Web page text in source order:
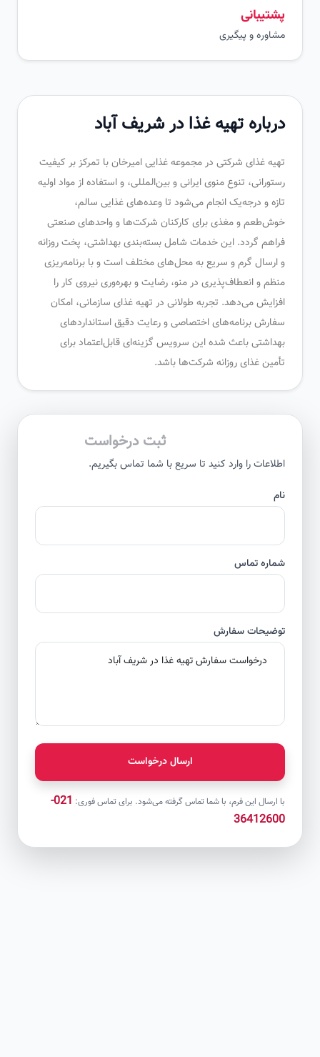
پشتیبانی
مشاوره و پیگیری
درباره تهیه غذا در شریف آباد
تهیه غذای شرکتی در مجموعه غذایی امیرخان با تمرکز بر کیفیت
رستورانی، تنوع منوی ایرانی و بین‌المللی، و استفاده از مواد اولیه
تازه و درجه‌یک انجام می‌شود تا وعده‌های غذایی سالم،
خوش‌طعم و مغذی برای کارکنان شرکت‌ها و واحدهای صنعتی
فراهم گردد. این خدمات شامل بسته‌بندی بهداشتی، پخت روزانه
و ارسال گرم و سریع به محل‌های مختلف است و با برنامه‌ریزی
منظم و انعطاف‌پذیری در منو، رضایت و بهره‌وری نیروی کار را
افزایش می‌دهد. تجربه طولانی در تهیه غذای سازمانی، امکان
سفارش برنامه‌های اختصاصی و رعایت دقیق استانداردهای
بهداشتی باعث شده این سرویس گزینه‌ای قابل‌اعتماد برای
تأمین غذای روزانه شرکت‌ها باشد.
ثبت درخواست
اطلاعات را وارد کنید تا سریع با شما تماس بگیریم.
شماره تماس
توضیحات سفارش
ارسال درخواست
با ارسال این فرم، با شما تماس گرفته می‌شود. برای تماس فوری:
021-
36412600